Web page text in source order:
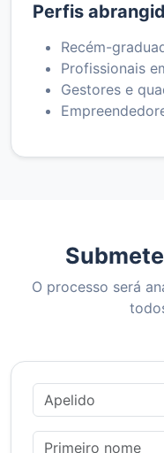
Perfis
Recém-
Profissionais
Gestores e
O processo será